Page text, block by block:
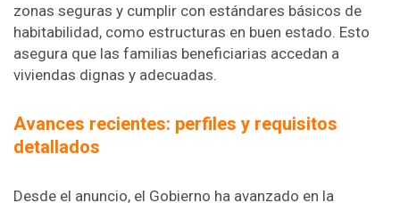
zonas seguras y cumplir con estándares básicos de
habitabilidad, como estructuras en buen estado. Esto
asegura que las familias beneficiarias accedan a
viviendas dignas y adecuadas.
Avances recientes: perfiles y requisitos
detallados
Desde el anuncio, el Gobierno ha avanzado en la